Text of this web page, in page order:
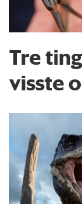
Tre
visste